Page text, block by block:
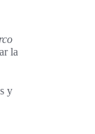
la
y